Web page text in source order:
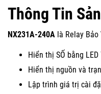
Thông Tin
NX231A-240A là Relay
Hiển thị SỐ bằng LED
Hiển thị nguồn và
Lập trình giá trị cài